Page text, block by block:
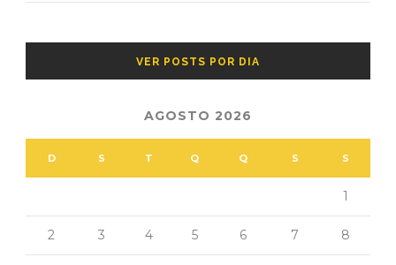
VER POSTS POR DIA
AGOSTO 2026
D S T Q Q S S
1
2 3 4 5 6 7 8